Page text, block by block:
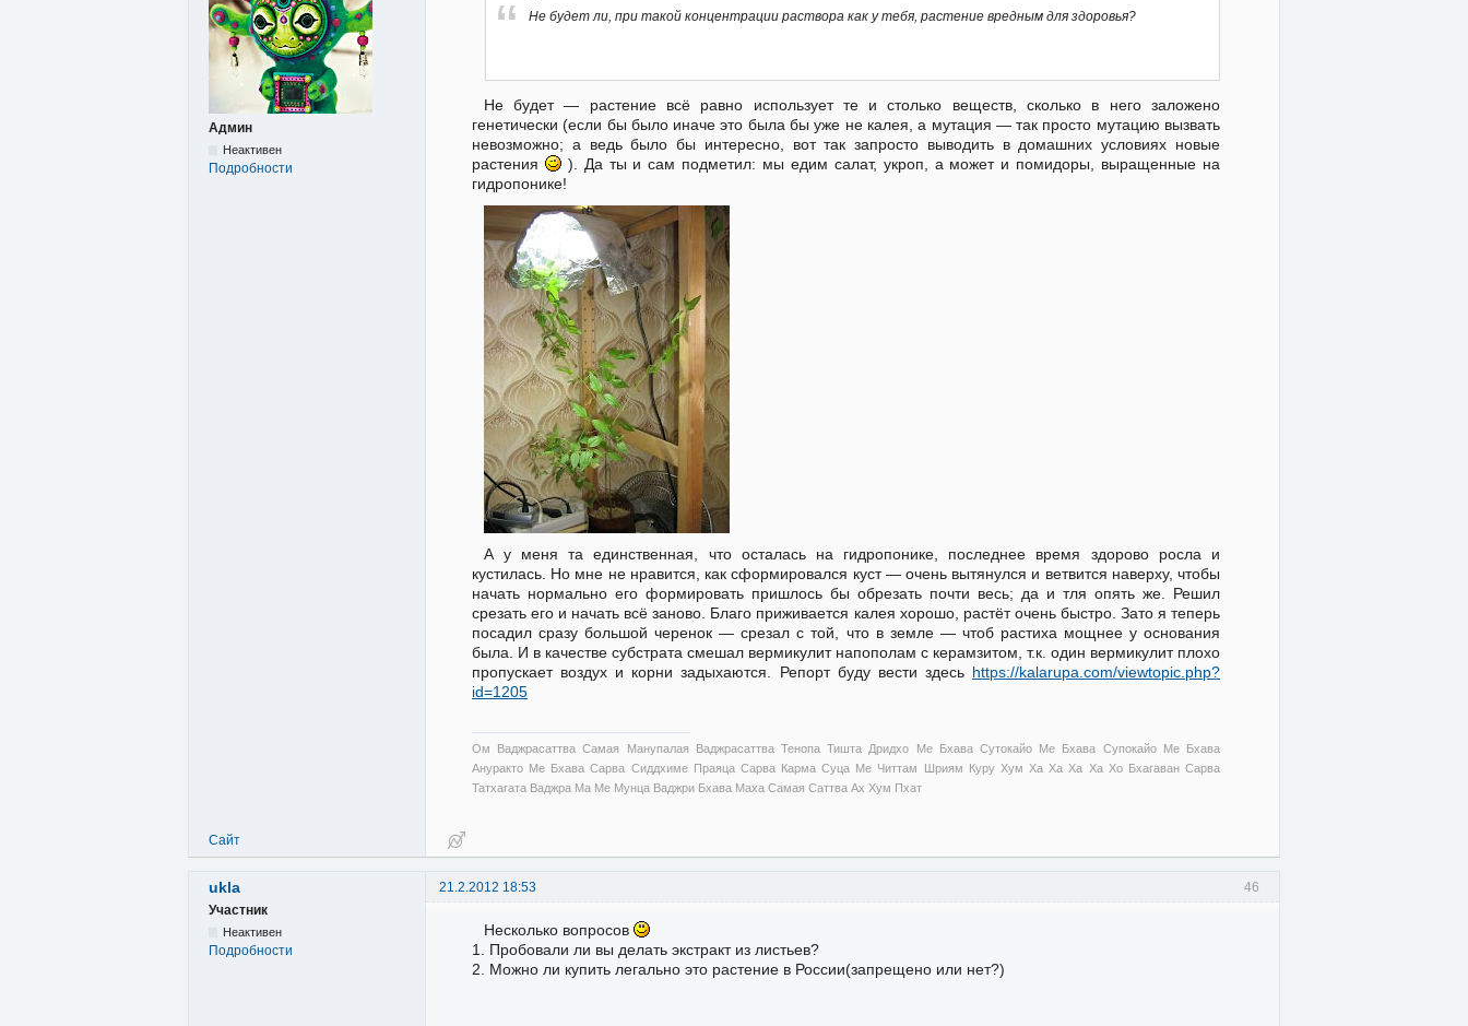
Админ
Неактивен
Подробности
Не будет ли, при такой концентрации раствора как у тебя, растение вредным для здоровья?
Не будет — растение всё равно использует те и столько веществ, сколько в него заложено
генетически (если бы было иначе это была бы уже не калея, а мутация — так просто мутацию вызвать
невозможно; а ведь было бы интересно, вот так запросто выводить в домашних условиях новые
растения
). Да ты и сам подметил: мы едим салат, укроп, а может и помидоры, выращенные на
гидропонике!
А у меня та единственная, что осталась на гидропонике, последнее время здорово росла и
кустилась. Но мне не нравится, как сформировался куст — очень вытянулся и ветвится наверху, чтобы
начать нормально его формировать пришлось бы обрезать почти весь; да и тля опять же. Решил
срезать его и начать всё заново. Благо приживается калея хорошо, растёт очень быстро. Зато я теперь
посадил сразу большой черенок — срезал с той, что в земле — чтоб растиха мощнее у основания
была. И в качестве субстрата смешал вермикулит напополам с керамзитом, т.к. один вермикулит плохо
пропускает воздух и корни задыхаются. Репорт буду вести здесь https://kalarupa.com/viewtopic.php?
id=1205
Ом Ваджрасаттва Самая Манупалая Ваджрасаттва Тенопа Тишта Дридхо Ме Бхава Сутокайо Ме Бхава Супокайо Ме Бхава
Ануракто Ме Бхава Сарва Сиддхиме Праяца Сарва Карма Суца Ме Читтам Шриям Куру Хум Ха Ха Ха Ха Хо Бхагаван Сарва
Татхагата Ваджра Ма Ме Мунца Ваджри Бхава Маха Самая Саттва Ах Хум Пхат
Сайт
46
ukla
21.2.2012 18:53
Участник
Неактивен
Подробности
Несколько вопросов
1. Пробовали ли вы делать экстракт из листьев?
2. Можно ли купить легально это растение в России(запрещено или нет?)